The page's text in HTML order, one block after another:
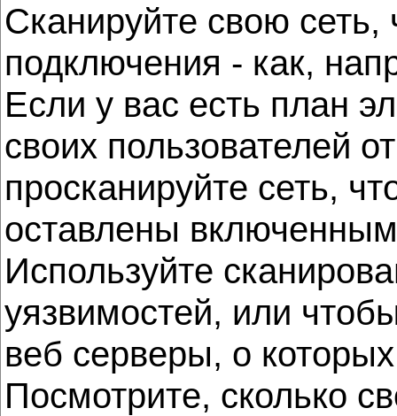
Сканируйте свою
подключения - как,
Если у вас есть план
своих пользователей
просканируйте сеть,
оставлены
Используйте
уязвимостей, или
веб серверы, о
Посмотрите, сколько